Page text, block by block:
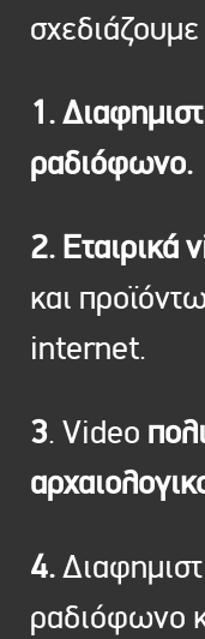
1.
ραδιόφωνο.
2. Εταιρικά
και
internet.
3. Video
4.
ραδιόφωνο